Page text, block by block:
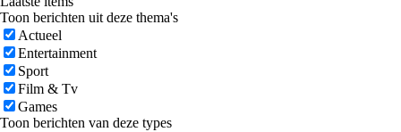
Toon berichten uit deze thema's
Actueel
Entertainment
Sport
Film & Tv
Games
Toon berichten van deze types